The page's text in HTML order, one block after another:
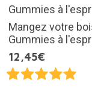
Mangez votre
Gummies à
12,45€